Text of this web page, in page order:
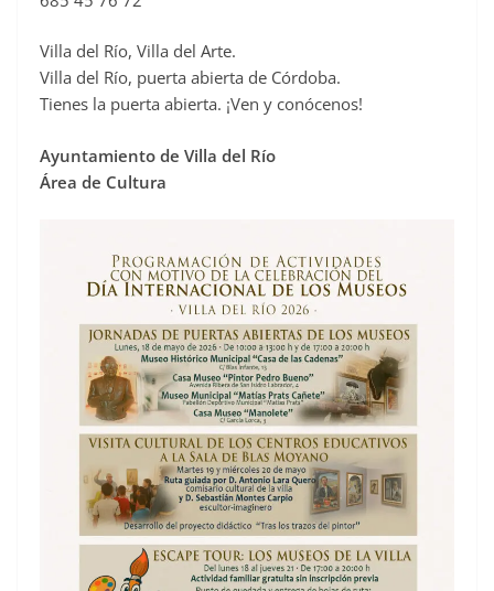
Villa del Río, Villa del Arte.
Villa del Río, puerta abierta de Córdoba.
Tienes la puerta abierta. ¡Ven y conócenos!
Ayuntamiento de Villa del Río
Área de Cultura